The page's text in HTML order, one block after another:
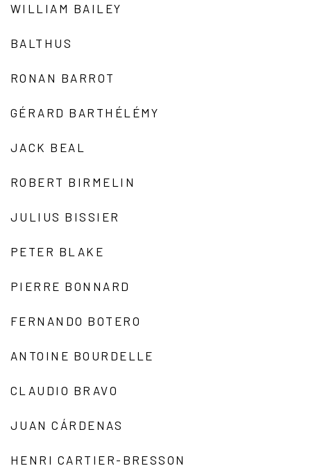
WILLIAM BAILEY
BALTHUS
RONAN BARROT
GÉRARD BARTHÉLÉMY
JACK BEAL
ROBERT BIRMELIN
JULIUS BISSIER
PETER BLAKE
PIERRE BONNARD
FERNANDO BOTERO
ANTOINE BOURDELLE
CLAUDIO BRAVO
JUAN CÁRDENAS
HENRI CARTIER-BRESSON